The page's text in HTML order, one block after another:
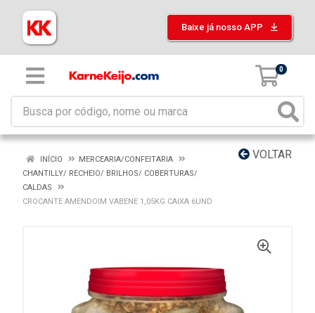
Baixe já nosso APP
0
VOLTAR
INÍCIO
MERCEARIA/CONFEITARIA
CHANTILLY/ RECHEIO/ BRILHOS/ COBERTURAS/
CALDAS
CROCANTE AMENDOIM VABENE 1,05KG CAIXA 6UND